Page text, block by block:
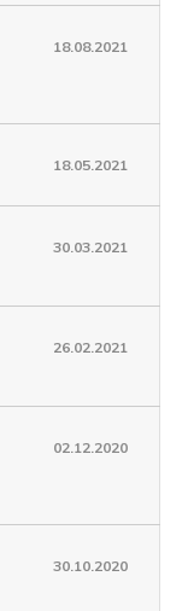
18.08.2021
18.05.2021
30.03.2021
26.02.2021
02.12.2020
30.10.2020